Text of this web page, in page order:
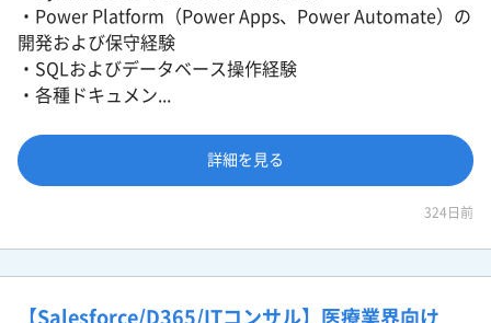
・Power Platform（Power Apps、Power Automate）の
開発および保守経験
・SQLおよびデータベース操作経験
・各種ドキュメン...
詳細を見る
324日前
【Salesforce/D365/ITコンサル】医療業界向け